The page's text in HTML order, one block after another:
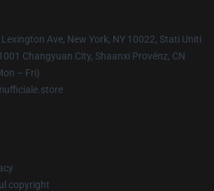
Ave, New York, NY 10022, Stati Uniti
Changyuan City, Shaanxi Provënz, CN
– Fri)
copyright